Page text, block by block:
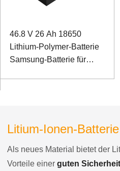
46.8 V 26 Ah 18650
Lithium-Polymer-Batterie
Samsung-Batterie für
Litium-Ionen-
Als neues Material bietet der
Vorteile einer guten